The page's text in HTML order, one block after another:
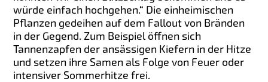
würde einfach hochgehen.“ Die einheimischen
Pflanzen gedeihen auf dem Fallout von Bränden
in der Gegend. Zum Beispiel öffnen sich
Tannenzapfen der ansässigen Kiefern in der Hitze
und setzen ihre Samen als Folge von Feuer oder
intensiver Sommerhitze frei.